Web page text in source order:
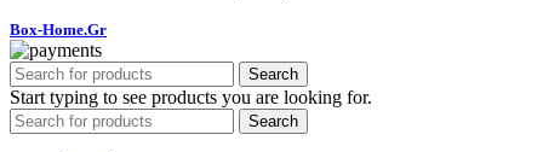
Box-Home.Gr
Search
Start typing to see products you are looking for.
Search